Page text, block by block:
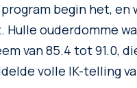
begin het,
ouderdomme
van 85.4 tot 91.0,
volle IK-telling